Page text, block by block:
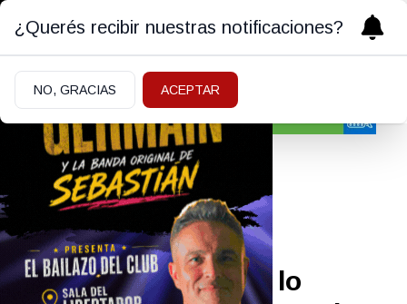
Farándula
¡QUÉ FUERTE! | 08/07/2026
Sofi Martínez reveló lo
¿Querés recibir nuestras notificaciones?
NO, GRACIAS ACEPTAR